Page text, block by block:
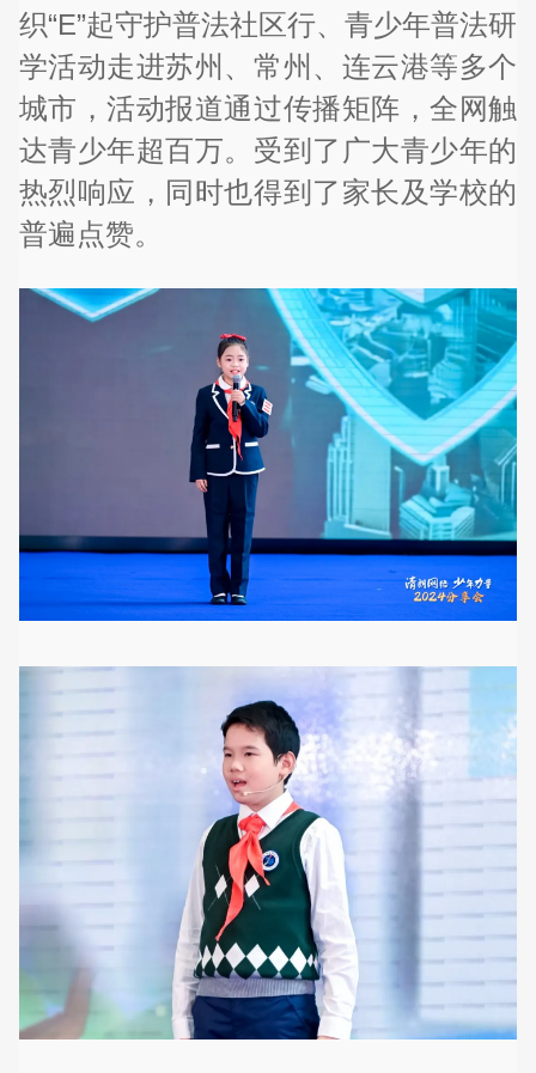
织“E”起守护普法社区行、青少年普法研
学活动走进苏州、常州、连云港等多个
城市，活动报道通过传播矩阵，全网触
达青少年超百万。受到了广大青少年的
热烈响应，同时也得到了家长及学校的
普遍点赞。